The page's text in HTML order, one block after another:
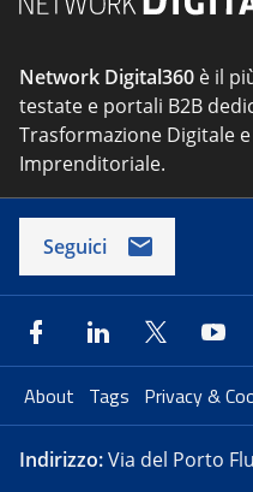
Network Digital360 è il
testate e portali B2B
Trasformazione Digitale
Imprenditoriale.
Seguici
About Tags Privacy &
Indirizzo:Via del Porto